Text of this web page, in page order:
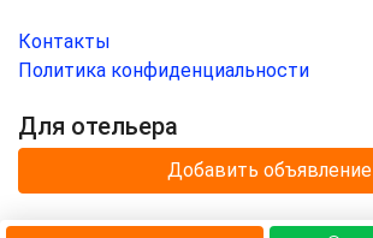
Контакты
Политика конфиденциальности
Для отельера
Добавить объявление
© 2020 —2026г.